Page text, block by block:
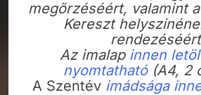
megőrzéséért, valamint
Kereszt
Az imalap innen
nyomtatható(A4, 2
A Szentév imádsága